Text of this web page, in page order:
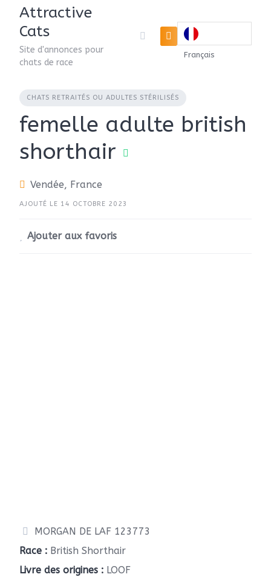
Attractive
Cats
Site d'annonces pour
chats de race
Français
CHATS RETRAITÉS OU ADULTES STÉRILISÉS
femelle adulte british
shorthair
Vendée, France
AJOUTÉ LE 14 OCTOBRE 2023
Ajouter aux favoris
MORGAN DE LAF 123773
Race : British Shorthair
Livre des origines : LOOF